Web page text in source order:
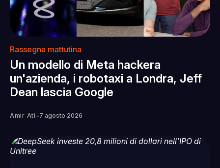
Rassegna mattutina
Un modello di Meta hackera
un'azienda, i robotaxi a Londra, Jeff
Dean lascia Google
Amir Ati -7 agosto 2026